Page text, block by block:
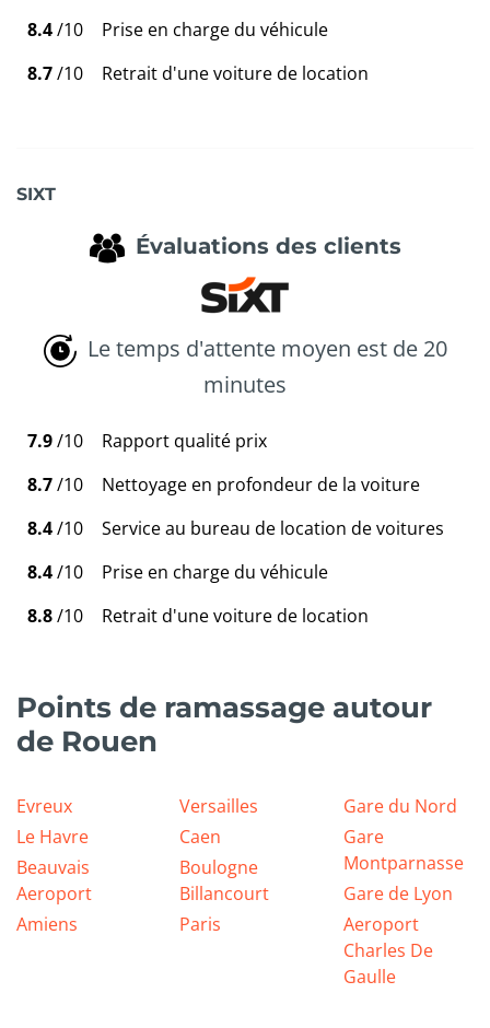
8.4/10
Prise en charge du véhicule
8.7/10 Retrait d'une voiture de location
SIXT
Évaluations des clients
Le temps d'attente moyen est de 20
minutes
7.9/10
Rapport qualité prix
8.7/10
Nettoyage en profondeur de la voiture
8.4/10
Service au bureau de location de voitures
8.4/10
Prise en charge du véhicule
8.8/10 Retrait d'une voiture de location
Points de ramassage autour
de Rouen
Evreux
Le Havre
Beauvais
Aeroport
Amiens
Versailles
Caen
Boulogne
Billancourt
Paris
Gare du Nord
Gare
Montparnasse
Gare de Lyon
Aeroport
Charles De
Gaulle